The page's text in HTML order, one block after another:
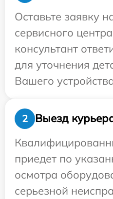
Оставьте заявку
сервисного
консультант
для уточнения
Вашего
2
Выезд
приедет по
осмотра
серьезной